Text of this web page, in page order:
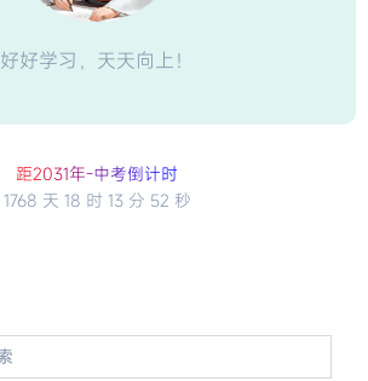
好好学习，天天向上！
距2031年-中考倒计时
1768 天 18 时 13 分 51 秒